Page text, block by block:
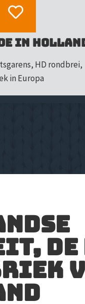
in
HD rondbrei,
in Europa
de